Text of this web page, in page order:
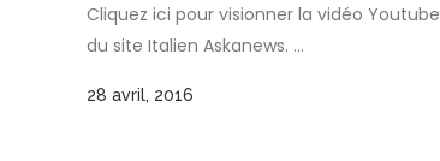
Cliquez ici pour visionner la vidéo Youtube
du site Italien Askanews. ...
28 avril, 2016